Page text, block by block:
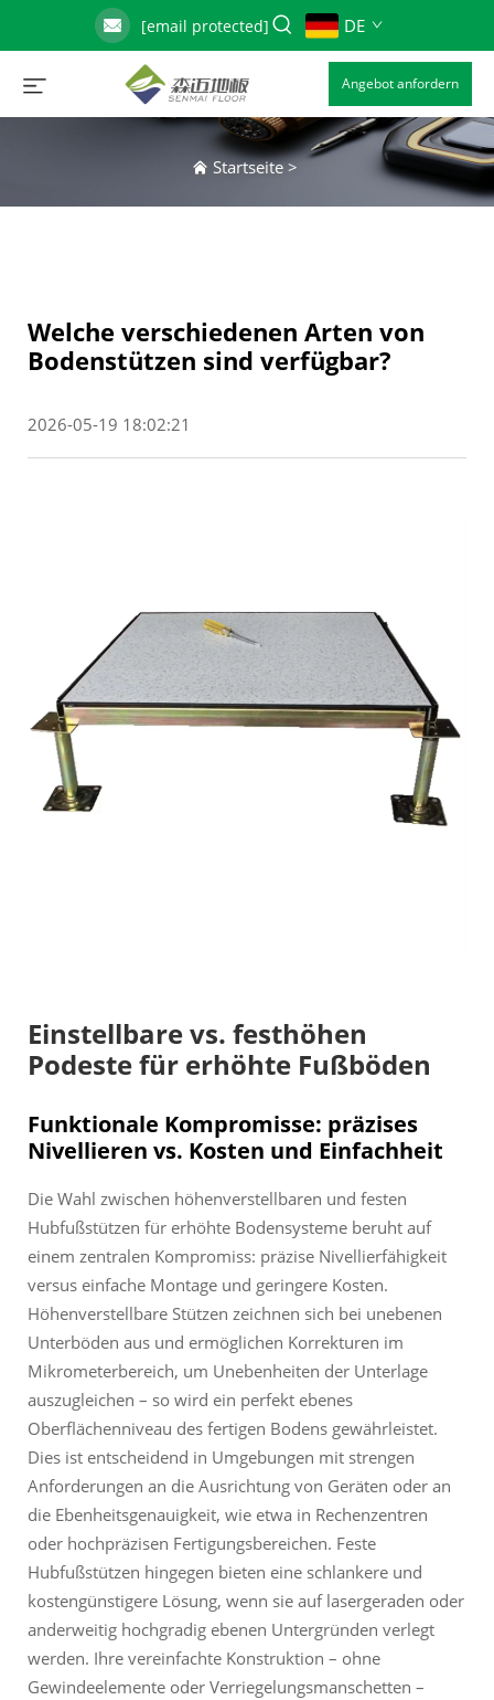
[email protected] DE
Angebot anfordern
Startseite>
Welche verschiedenen Arten von
Bodenstützen sind verfügbar?
2026-05-19 18:02:21
Einstellbare vs. festhöhen
Podeste für erhöhte Fußböden
Funktionale Kompromisse: präzises
Nivellieren vs. Kosten und Einfachheit
Die Wahl zwischen höhenverstellbaren und festen
Hubfußstützen für erhöhte Bodensysteme beruht auf
einem zentralen Kompromiss: präzise Nivellierfähigkeit
versus einfache Montage und geringere Kosten.
Höhenverstellbare Stützen zeichnen sich bei unebenen
Unterböden aus und ermöglichen Korrekturen im
Mikrometerbereich, um Unebenheiten der Unterlage
auszugleichen – so wird ein perfekt ebenes
Oberflächenniveau des fertigen Bodens gewährleistet.
Dies ist entscheidend in Umgebungen mit strengen
Anforderungen an die Ausrichtung von Geräten oder an
die Ebenheitsgenauigkeit, wie etwa in Rechenzentren
oder hochpräzisen Fertigungsbereichen. Feste
Hubfußstützen hingegen bieten eine schlankere und
kostengünstigere Lösung, wenn sie auf lasergeraden oder
anderweitig hochgradig ebenen Untergründen verlegt
werden. Ihre vereinfachte Konstruktion – ohne
Gewindeelemente oder Verriegelungsmanschetten –